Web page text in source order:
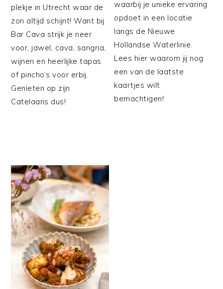
plekje in Utrecht waar de
zon altijd schijnt! Want bij
Bar Cava strijk je neer
voor, jawel, cava, sangria,
wijnen en heerlijke tapas
of pincho’s voor erbij.
Genieten op zijn
Catelaans dus!
waarbij je unieke ervaring
opdoet in een locatie
langs de Nieuwe
Hollandse Waterlinie.
Lees hier waarom jij nog
een van de laatste
kaartjes wilt
bemachtigen!